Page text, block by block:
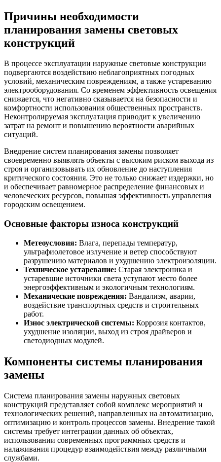
Причины необходимости
планирования замены световых
конструкций
В процессе эксплуатации наружные световые конструкции
подвергаются воздействию неблагоприятных погодных
условий, механическим повреждениям, а также устареванию
электрооборудования. Со временем эффективность освещения
снижается, что негативно сказывается на безопасности и
комфортности использования общественных пространств.
Неконтролируемая эксплуатация приводит к увеличению
затрат на ремонт и повышению вероятности аварийных
ситуаций.
Внедрение систем планирования замены позволяет
своевременно выявлять объекты с высоким риском выхода из
строя и организовывать их обновление до наступления
критического состояния. Это не только снижает издержки, но
и обеспечивает равномерное распределение финансовых и
человеческих ресурсов, повышая эффективность управления
городским освещением.
Основные факторы износа конструкций
Метеоусловия: Влага, перепады температур,
ультрафиолетовое излучение и ветер способствуют
разрушению материалов и ухудшению электроизоляции.
Техническое устаревание: Старая электроника и
устаревшие источники света уступают место более
энергоэффективным и экологичным технологиям.
Механические повреждения: Вандализм, аварии,
воздействие транспортных средств и строительных
работ.
Износ электрической системы: Коррозия контактов,
ухудшение изоляции, выход из строя драйверов и
светодиодных модулей.
Компоненты системы планирования
замены
Система планирования замены наружных световых
конструкций представляет собой комплекс мероприятий и
технологических решений, направленных на автоматизацию,
оптимизацию и контроль процессов замены. Внедрение такой
системы требует интеграции данных об объектах,
использовании современных программных средств и
налаживания процедур взаимодействия между различными
службами.